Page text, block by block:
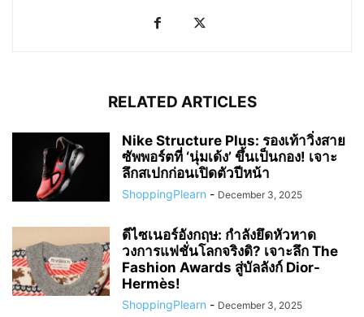
RELATED ARTICLES
Nike Structure Plus: รองเท้าวิ่งสาย
ซัพพอร์ตที่ ‘นุ่มเด้ง’ ขึ้นเป็นกอง! เจาะ
ลึกสเปกก่อนเปิดตัวปีหน้า
ShoppingPlearn - December 3, 2025
ดีไซเนอร์อังกฤษ: กำลังยึดหัวหาด
วงการแฟชั่นโลกจริงดิ? เจาะลึก The
Fashion Awards สู่บัลลังก์ Dior-
Hermès!
ShoppingPlearn - December 3, 2025